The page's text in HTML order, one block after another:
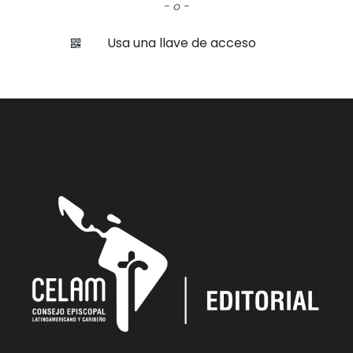
- o -
Usa una llave de acceso